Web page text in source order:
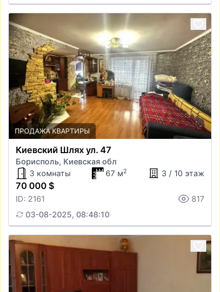
ПРОДАЖА КВАРТИРЫ
Киевский Шлях ул. 47
Борисполь, Киевская обл
3 комнаты
67 м2 3 / 10 этаж
70 000 $
ID: 2161
817
03-08-2025, 08:48:10